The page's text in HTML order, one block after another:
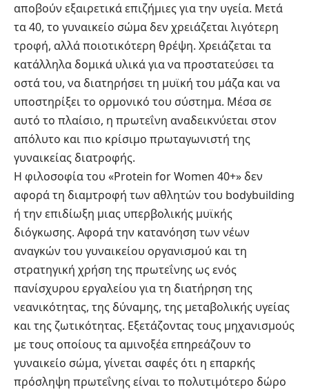
αποβούν εξαιρετικά επιζήμιες για την υγεία. Μετά
τα 40, το γυναικείο σώμα δεν χρειάζεται λιγότερη
τροφή, αλλά ποιοτικότερη θρέψη. Χρειάζεται τα
κατάλληλα δομικά υλικά για να προστατεύσει τα
οστά του, να διατηρήσει τη μυϊκή του μάζα και να
υποστηρίξει το ορμονικό του σύστημα. Μέσα σε
αυτό το πλαίσιο, η πρωτεΐνη αναδεικνύεται στον
απόλυτο και πιο κρίσιμο πρωταγωνιστή της
γυναικείας διατροφής.
Η φιλοσοφία του «Protein for Women 40+» δεν
αφορά τη διαμτροφή των αθλητών του bodybuilding
ή την επιδίωξη μιας υπερβολικής μυϊκής
διόγκωσης. Αφορά την κατανόηση των νέων
αναγκών του γυναικείου οργανισμού και τη
στρατηγική χρήση της πρωτεΐνης ως ενός
πανίσχυρου εργαλείου για τη διατήρηση της
νεανικότητας, της δύναμης, της μεταβολικής υγείας
και της ζωτικότητας. Εξετάζοντας τους μηχανισμούς
με τους οποίους τα αμινοξέα επηρεάζουν το
γυναικείο σώμα, γίνεται σαφές ότι η επαρκής
πρόσληψη πρωτεΐνης είναι το πολυτιμότερο δώρο